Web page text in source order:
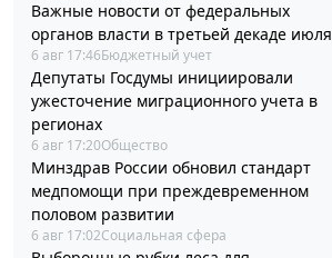
Важные новости от федеральных
органов власти в третьей декаде июля
6 авг 17:46Бюджетный учет
Депутаты Госдумы инициировали
ужесточение миграционного учета в
регионах
6 авг 17:20Общество
Минздрав России обновил стандарт
медпомощи при преждевременном
половом развитии
6 авг 17:02Социальная сфера